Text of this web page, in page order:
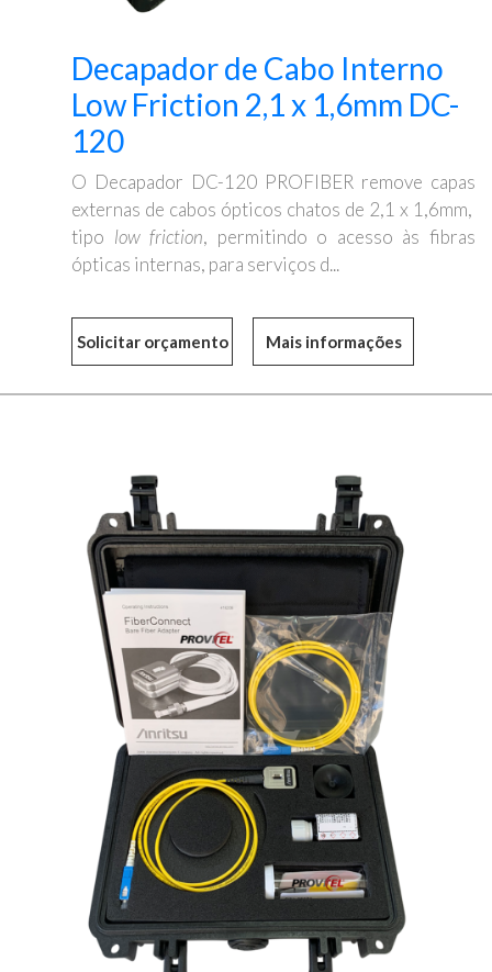
Decapador de Cabo Interno
Low Friction 2,1 x 1,6mm DC-
120
O Decapador DC-120 PROFIBER remove capas
externas de cabos ópticos chatos de 2,1 x 1,6mm,
tipo low friction, permitindo o acesso às fibras
ópticas internas, para serviços d...
Mais informações